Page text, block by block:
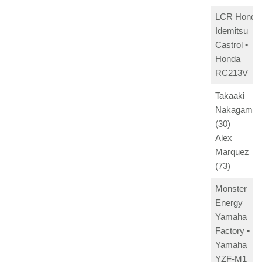
LCR Honda
Idemitsu
Castrol •
Honda
RC213V
Takaaki
Nakagami
(30)
Alex
Marquez
(73)
Monster
Energy
Yamaha
Factory •
Yamaha
YZF-M1